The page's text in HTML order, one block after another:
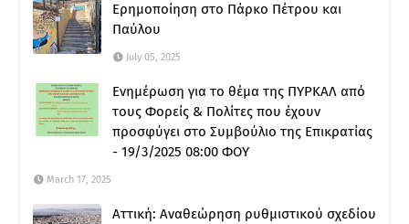
Ερημοποίηση στο Πάρκο Πέτρου και
Παύλου
July 05, 2025
Ενημέρωση για το θέμα της ΠΥΡΚΑΛ από
τους Φορείς & Πολίτες που έχουν
προσφύγει στο Συμβούλιο της Επικρατίας
- 19/3/2025 08:00 ΦΟΥ
March 17, 2025
Αττική: Αναθεώρηση ρυθμιστικού σχεδίου